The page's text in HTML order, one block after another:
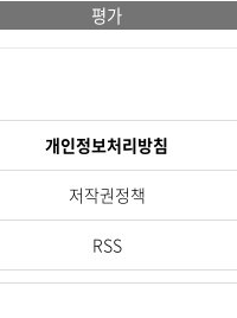
평가
개인정보처리방침
저작권정책
RSS